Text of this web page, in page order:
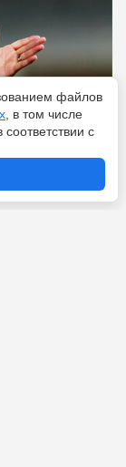
файлов
, в том числе
с